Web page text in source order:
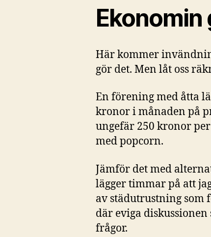
Här kommer
gör det. Men låt oss
En förening med åtta
kronor i månaden på
ungefär 250 kronor
med popcorn.
Jämför det med
lägger timmar på att
av städutrustning som
där eviga
frågor.